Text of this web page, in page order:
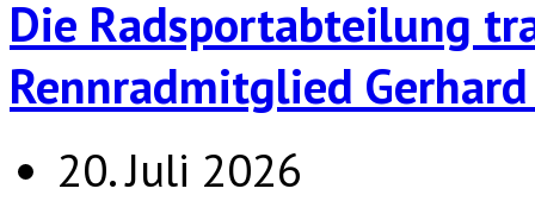
Die Radsportabteilung
Rennradmitglied
20. Juli 2026